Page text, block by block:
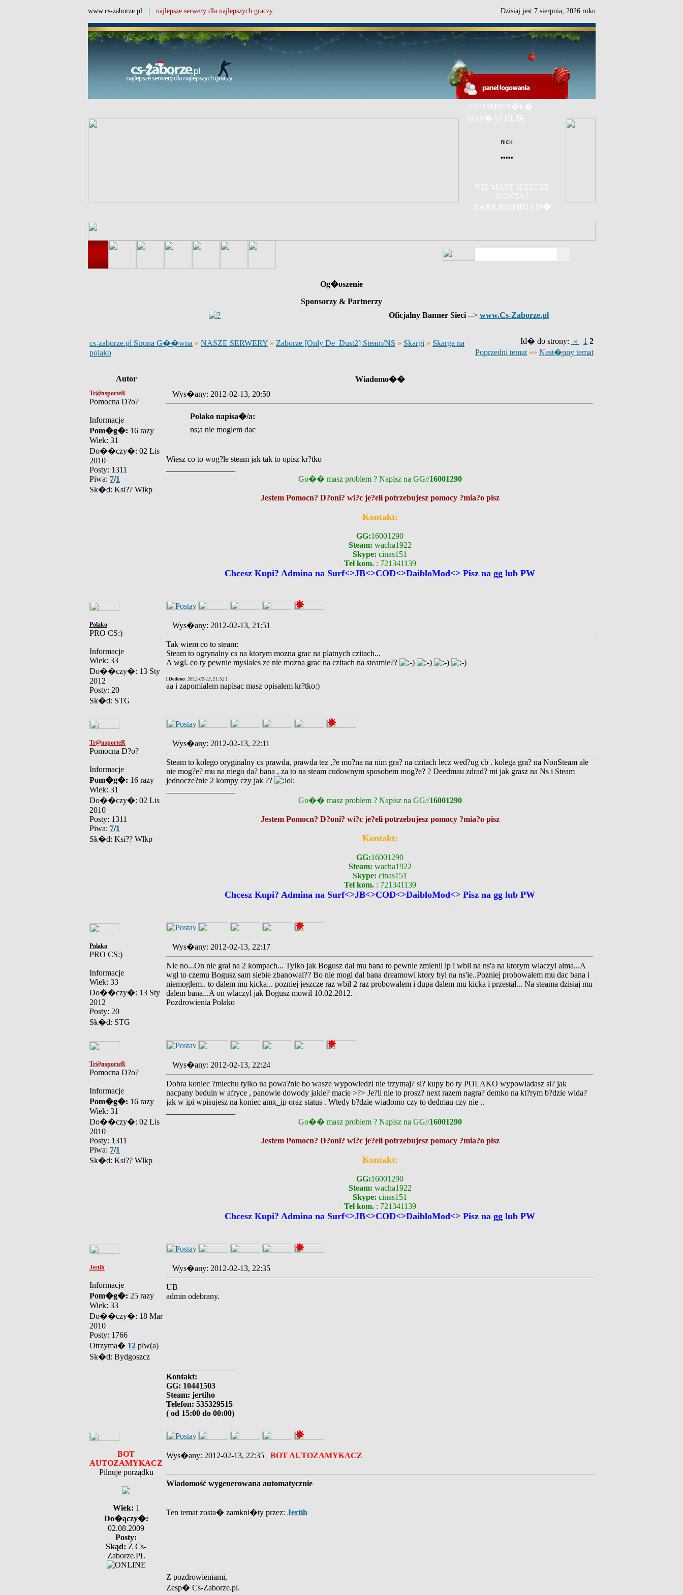
www.cs-zaborze.pl | najlepsze serwery dla najlepszych graczy Dzisiaj jest 7 sierpnia, 2026 roku
ZAPOMNIA�E�
HAS�A? KLIK
NIE MASZ JESZCZE
KONTA?
ZAREJESTRUJ SI�
Og�oszenie
Sponsorzy & Partnerzy
Oficjalny Banner Sieci --> www.Cs-Zaborze.pl
cs-zaborze.pl Strona G��wna » NASZE SERWERY » Zaborze [Only De_Dust2] Steam/NS » Skargi » Skarga na
polako
Id� do strony: « 1 2
Poprzedni temat «» Nast�pny temat
Autor Wiadomo��
Tr@nsporteR
Pomocna D?o?
Informacje
Pom�g�: 16 razy
Wiek: 31
Do��czy�: 02 Lis
2010
Posty: 1311
Piwa: 7/1
Sk�d: Ksi?? Wlkp
Wys�any: 2012-02-13, 20:50
Polako napisa�/a:
ns;a nie moglem dac
Wiesz co to wog?le steam jak tak to opisz kr?tko
Go�� masz problem ? Napisz na GG//16001290
Jestem Pomocn? D?oni? wi?c je?eli potrzebujesz pomocy ?mia?o pisz
Kontakt:
GG:16001290
Steam: wacha1922
Skype: cinas151
Tel kom.: 721341139
Chcesz Kupi? Admina na Surf<>JB<>COD<>DaibloMod<> Pisz na gg lub PW
Polako
PRO CS:)
Informacje
Wiek: 33
Do��czy�: 13 Sty
2012
Posty: 20
Sk�d: STG
Wys�any: 2012-02-13, 21:51
Tak wiem co to steam:
Steam to ogrynalny cs na ktorym mozna grac na platnych czitach...
A wgl. co ty pewnie myslales ze nie mozna grac na czitach na steamie??
[ Dodano: 2012-02-13, 21:52 ]
aa i zapomialem napisac masz opisalem kr?tko:)
Tr@nsporteR
Pomocna D?o?
Informacje
Pom�g�: 16 razy
Wiek: 31
Do��czy�: 02 Lis
2010
Posty: 1311
Piwa: 7/1
Sk�d: Ksi?? Wlkp
Wys�any: 2012-02-13, 22:11
Steam to kolego oryginalny cs prawda, prawda tez ,?e mo?na na nim gra? na czitach lecz wed?ug cb . kolega gra? na NonSteam ale
nie mog?e? mu na niego da? bana , za to na steam cudownym sposobem mog?e? ? Deedmau zdrad? mi jak grasz na Ns i Steam
jednocze?nie 2 kompy czy jak ??
Go�� masz problem ? Napisz na GG//16001290
Jestem Pomocn? D?oni? wi?c je?eli potrzebujesz pomocy ?mia?o pisz
Kontakt:
GG:16001290
Steam: wacha1922
Skype: cinas151
Tel kom.: 721341139
Chcesz Kupi? Admina na Surf<>JB<>COD<>DaibloMod<> Pisz na gg lub PW
Polako
PRO CS:)
Informacje
Wiek: 33
Do��czy�: 13 Sty
2012
Posty: 20
Sk�d: STG
Wys�any: 2012-02-13, 22:17
Nie no...On nie gral na 2 kompach... Tylko jak Bogusz dal mu bana to pewnie zmienil ip i wbil na ns'a na ktorym wlaczyl aima...A
wgl to czemu Bogusz sam siebie zbanowal?? Bo nie mogl dal bana dreamowi ktory byl na ns'ie..Pozniej probowalem mu dac bana i
niemoglem.. to dalem mu kicka... pozniej jeszcze raz wbil 2 raz probowalem i dupa dalem mu kicka i przestal... Na steama dzisiaj mu
dalem bana...A on wlaczyl jak Bogusz mowil 10.02.2012.
Pozdrowienia Polako
Tr@nsporteR
Pomocna D?o?
Informacje
Pom�g�: 16 razy
Wiek: 31
Do��czy�: 02 Lis
2010
Posty: 1311
Piwa: 7/1
Sk�d: Ksi?? Wlkp
Wys�any: 2012-02-13, 22:24
Dobra koniec ?miechu tylko na powa?nie bo wasze wypowiedzi nie trzymaj? si? kupy bo ty POLAKO wypowiadasz si? jak
nacpany beduin w afryce , panowie dowody jakie? macie >?> Je?li nie to prosz? next razem nagra? demko na kt?rym b?dzie wida?
jak w ipi wpisujesz na koniec amx_ip oraz status . Wtedy b?dzie wiadomo czy to dedmau czy nie ..
Go�� masz problem ? Napisz na GG//16001290
Jestem Pomocn? D?oni? wi?c je?eli potrzebujesz pomocy ?mia?o pisz
Kontakt:
GG:16001290
Steam: wacha1922
Skype: cinas151
Tel kom.: 721341139
Chcesz Kupi? Admina na Surf<>JB<>COD<>DaibloMod<> Pisz na gg lub PW
Jertih
Informacje
Pom�g�: 25 razy
Wiek: 33
Do��czy�: 18 Mar
2010
Posty: 1766
Otrzyma� 12 piw(a)
Sk�d: Bydgoszcz
Wys�any: 2012-02-13, 22:35
UB
admin odebrany.
Kontakt:
GG: 10441503
Steam: jertiho
Telefon: 535329515
( od 15:00 do 00:00)
BOT
AUTOZAMYKACZ
Pilnuje porządku
Wiek: 1
Do�ączy�:
02.08.2009
Posty:
Skąd: Z Cs-
Zaborze.PL
Wys�any: 2012-02-13, 22:35 BOT AUTOZAMYKACZ
Wiadomość wygenerowana automatycznie
Ten temat zosta� zamkni�ty przez: Jertih
Z pozdrowieniami,
Zesp� Cs-Zaborze.pl.